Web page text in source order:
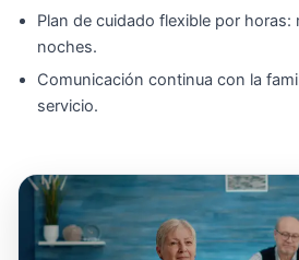
Plan de cuidado flexible por horas:
noches.
Comunicación continua con la
servicio.